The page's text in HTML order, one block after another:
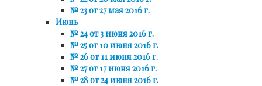
№ 23 от 27 мая 2016 г.
Июнь
№ 24 от 3 июня 2016 г.
№ 25 от 10 июня 2016 г.
№ 26 от 11 июня 2016 г.
№ 27 от 17 июня 2016 г.
№ 28 от 24 июня 2016 г.